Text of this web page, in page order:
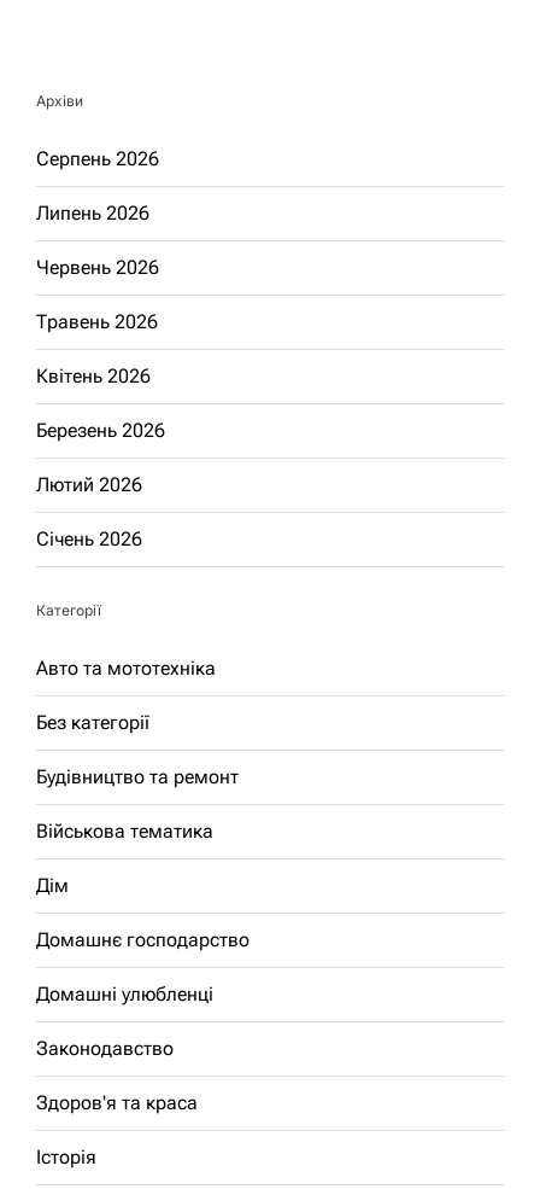
Архіви
Серпень 2026
Липень 2026
Червень 2026
Травень 2026
Квітень 2026
Березень 2026
Лютий 2026
Січень 2026
Категорії
Авто та мототехніка
Без категорії
Будівництво та ремонт
Військова тематика
Дім
Домашнє господарство
Домашні улюбленці
Законодавство
Здоров'я та краса
Історія